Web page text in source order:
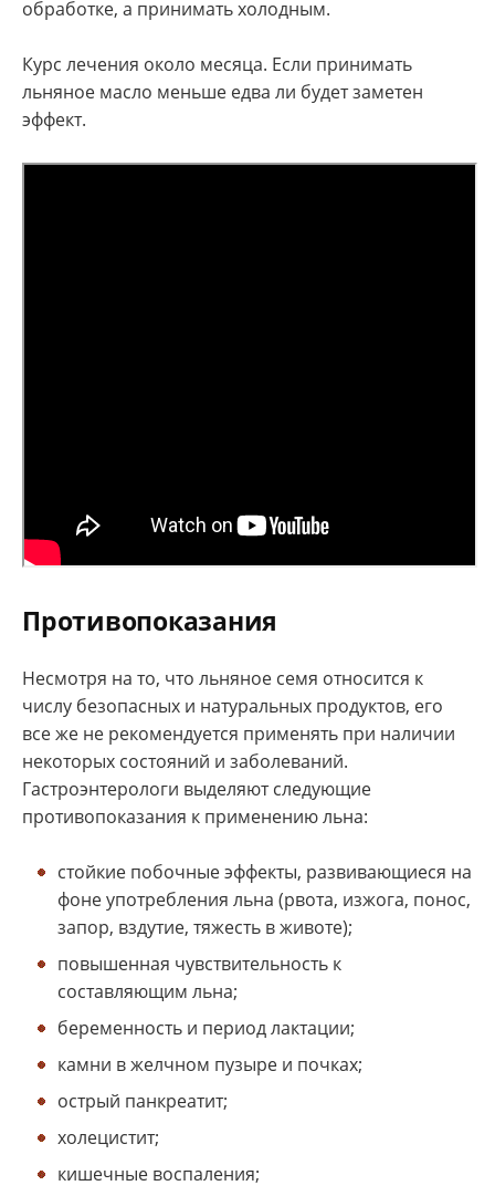
обработке, а принимать холодным.
Курс лечения около месяца. Если принимать
льняное масло меньше едва ли будет заметен
эффект.
Противопоказания
Несмотря на то, что льняное семя относится к
числу безопасных и натуральных продуктов, его
все же не рекомендуется применять при наличии
некоторых состояний и заболеваний.
Гастроэнтерологи выделяют следующие
противопоказания к применению льна:
стойкие побочные эффекты, развивающиеся на
фоне употребления льна (рвота, изжога, понос,
запор, вздутие, тяжесть в животе);
повышенная чувствительность к
составляющим льна;
беременность и период лактации;
камни в желчном пузыре и почках;
острый панкреатит;
холецистит;
кишечные воспаления;